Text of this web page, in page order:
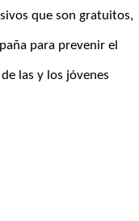
que son gratuitos,
para prevenir el
las y los jóvenes